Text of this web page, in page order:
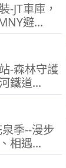
-JT車庫，
避...
-森林守護
鐵道...
季--漫步
相遇...